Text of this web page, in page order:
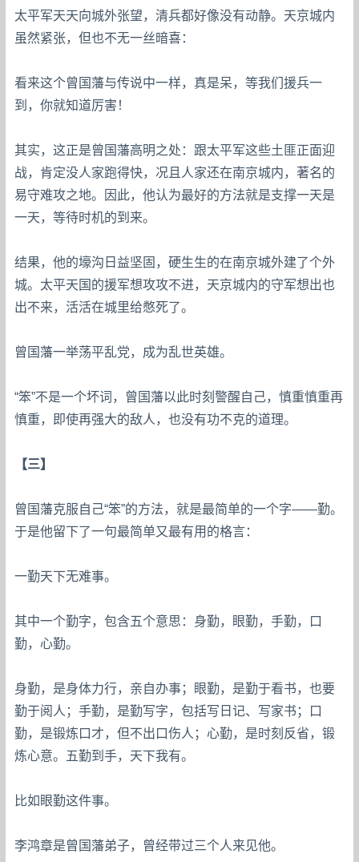
太平军天天向城外张望，清兵都好像没有动静。天京城内
虽然紧张，但也不无一丝暗喜：
看来这个曾国藩与传说中一样，真是呆，等我们援兵一
到，你就知道厉害！
其实，这正是曾国藩高明之处：跟太平军这些土匪正面迎
战，肯定没人家跑得快，况且人家还在南京城内，著名的
易守难攻之地。因此，他认为最好的方法就是支撑一天是
一天，等待时机的到来。
结果，他的壕沟日益坚固，硬生生的在南京城外建了个外
城。太平天国的援军想攻攻不进，天京城内的守军想出也
出不来，活活在城里给憋死了。
曾国藩一举荡平乱党，成为乱世英雄。
“笨”不是一个坏词，曾国藩以此时刻警醒自己，慎重慎重再
慎重，即使再强大的敌人，也没有功不克的道理。
【三】
曾国藩克服自己“笨”的方法，就是最简单的一个字——勤。
于是他留下了一句最简单又最有用的格言：
一勤天下无难事。
其中一个勤字，包含五个意思：身勤，眼勤，手勤，口
勤，心勤。
身勤，是身体力行，亲自办事；眼勤，是勤于看书，也要
勤于阅人；手勤，是勤写字，包括写日记、写家书；口
勤，是锻炼口才，但不出口伤人；心勤，是时刻反省，锻
炼心意。五勤到手，天下我有。
比如眼勤这件事。
李鸿章是曾国藩弟子，曾经带过三个人来见他。